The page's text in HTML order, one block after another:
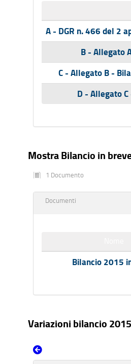
A - DGR n. 466 del 2
B - Allegato
C - Allegato B -
D - Allegato
Mostra Bilancio in
1 Documento
Documenti
Bilancio 2015
Variazioni bilancio